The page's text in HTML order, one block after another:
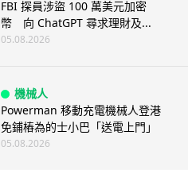
FBI 探員涉盜 100 萬美元加密
幣 向 ChatGPT 尋求理財及...
05.08.2026
機械人
Powerman 移動充電機械人登港
免鋪樁為的士小巴「送電上門」
05.08.2026